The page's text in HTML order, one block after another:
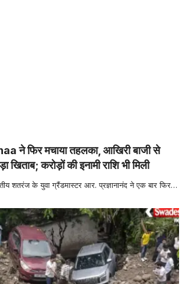
ने फिर मचाया तहलका, आखिरी बाजी से
खिताब; करोड़ों की इनामी राशि भी मिली
शतरंज के युवा ग्रैंडमास्टर आर. प्रज्ञानानंद ने एक बार फिर…